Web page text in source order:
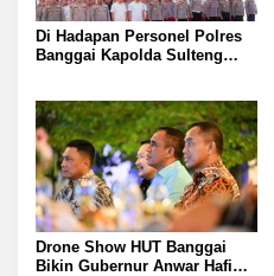
Di Hadapan Personel Polres
Banggai Kapolda Sulteng
Baik Institusi
Drone Show HUT Banggai
Bikin Gubernur Anwar Hafid